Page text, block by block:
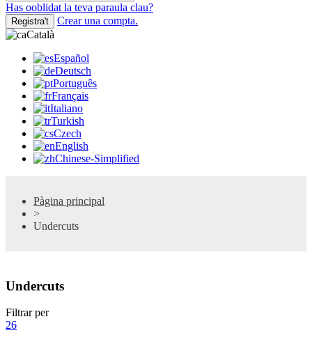
Has ooblidat la teva paraula clau?
Registra't
Crear una compta.
Català
Español
Deutsch
Português
Français
Italiano
Turkish
Czech
English
Chinese-Simplified
Pàgina principal
>
Undercuts
Undercuts
Filtrar per
26